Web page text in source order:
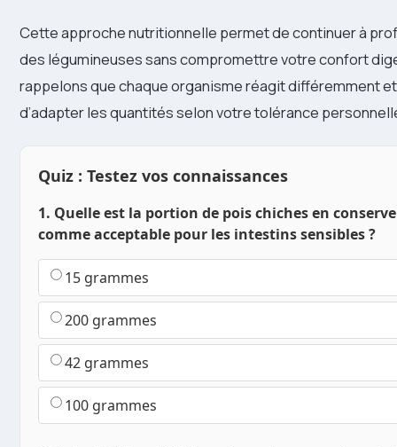
Cette approche nutritionnelle permet de continuer à
des légumineuses sans compromettre votre confort
rappelons que chaque organisme réagit différemment et
d’adapter les quantités selon votre tolérance
Quiz : Testez vos connaissances
1. Quelle est la portion de pois chiches en
comme acceptable pour les intestins sensibles ?
15 grammes
200 grammes
42 grammes
100 grammes